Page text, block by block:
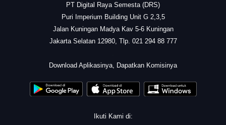
PT Digital Raya Semesta (DRS)
Puri Imperium Building Unit G 2,3,5
Jalan Kuningan Madya Kav 5-6 Kuningan
Jakarta Selatan 12980, Tlp. 021 294 88 777
Download Aplikasinya, Dapatkan Komisinya
Ikuti Kami di: